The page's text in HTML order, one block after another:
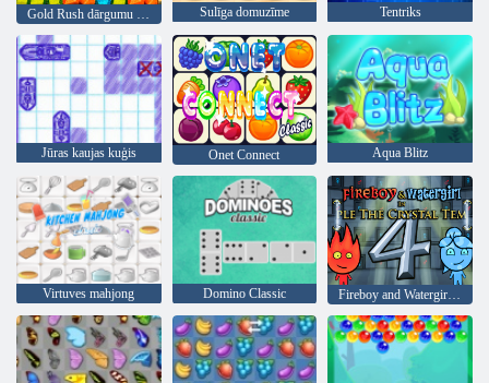
Sulīga domuzīme Tentriks
Jūras kaujas kuģis Onet Connect Aqua Blitz
Virtuves mahjong Domino Classic Fireboy and Watergirl 4: Kristāla templis